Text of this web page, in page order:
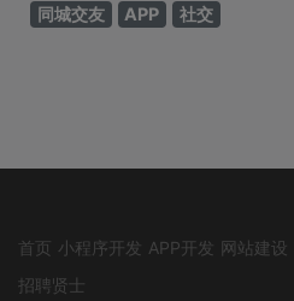
同城交友
APP 社交
首页 小程序开发 APP开发 网站建设
招聘贤士